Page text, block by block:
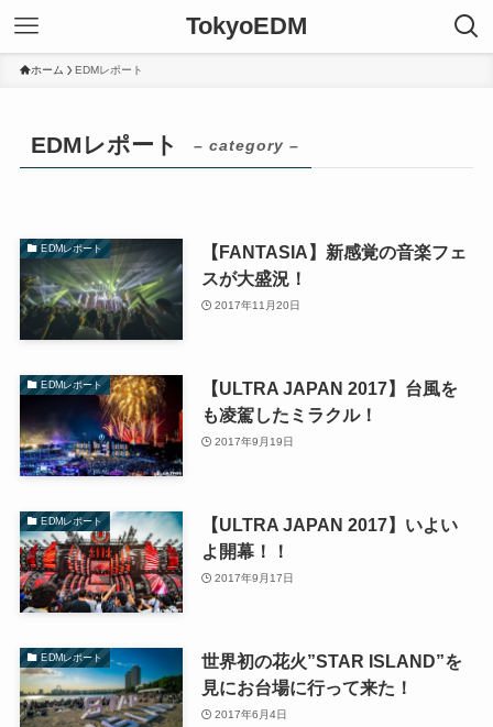
TokyoEDM
ホーム EDMレポート
EDMレポート – category –
EDMレポート
【FANTASIA】新感覚の音楽フェ
スが大盛況！
2017年11月20日
EDMレポート
【ULTRA JAPAN 2017】台風を
も凌駕したミラクル！
2017年9月19日
EDMレポート
【ULTRA JAPAN 2017】いよい
よ開幕！！
2017年9月17日
EDMレポート
世界初の花火”STAR ISLAND”を
見にお台場に行って来た！
2017年6月4日